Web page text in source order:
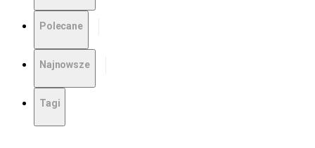
Polecane
Najnowsze
Tagi